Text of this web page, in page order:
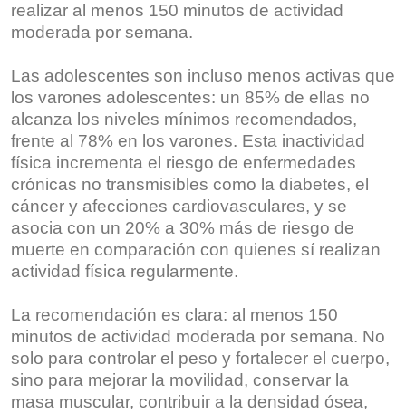
realizar al menos 150 minutos de actividad
moderada por semana.
Las adolescentes son incluso menos activas que
los varones adolescentes: un 85% de ellas no
alcanza los niveles mínimos recomendados,
frente al 78% en los varones. Esta inactividad
física incrementa el riesgo de enfermedades
crónicas no transmisibles como la diabetes, el
cáncer y afecciones cardiovasculares, y se
asocia con un 20% a 30% más de riesgo de
muerte en comparación con quienes sí realizan
actividad física regularmente.
La recomendación es clara: al menos 150
minutos de actividad moderada por semana. No
solo para controlar el peso y fortalecer el cuerpo,
sino para mejorar la movilidad, conservar la
masa muscular, contribuir a la densidad ósea,